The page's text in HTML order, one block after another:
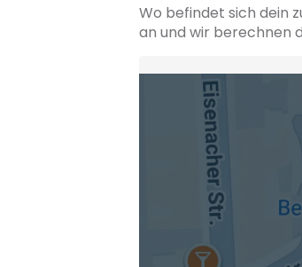
Wo befindet sich dein
an und wir berechnen
Heimatadresse oder
Die berechneten